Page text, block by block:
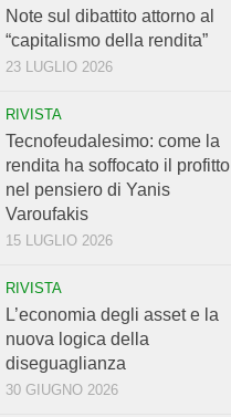
Note sul dibattito attorno al
“capitalismo della rendita”
23 LUGLIO 2026
RIVISTA
Tecnofeudalesimo: come la
rendita ha soffocato il profitto
nel pensiero di Yanis
Varoufakis
15 LUGLIO 2026
RIVISTA
L’economia degli asset e la
nuova logica della
diseguaglianza
30 GIUGNO 2026